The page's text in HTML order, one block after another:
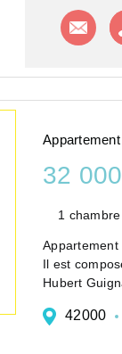
32
1 chambre
Il est
Hubert
42000